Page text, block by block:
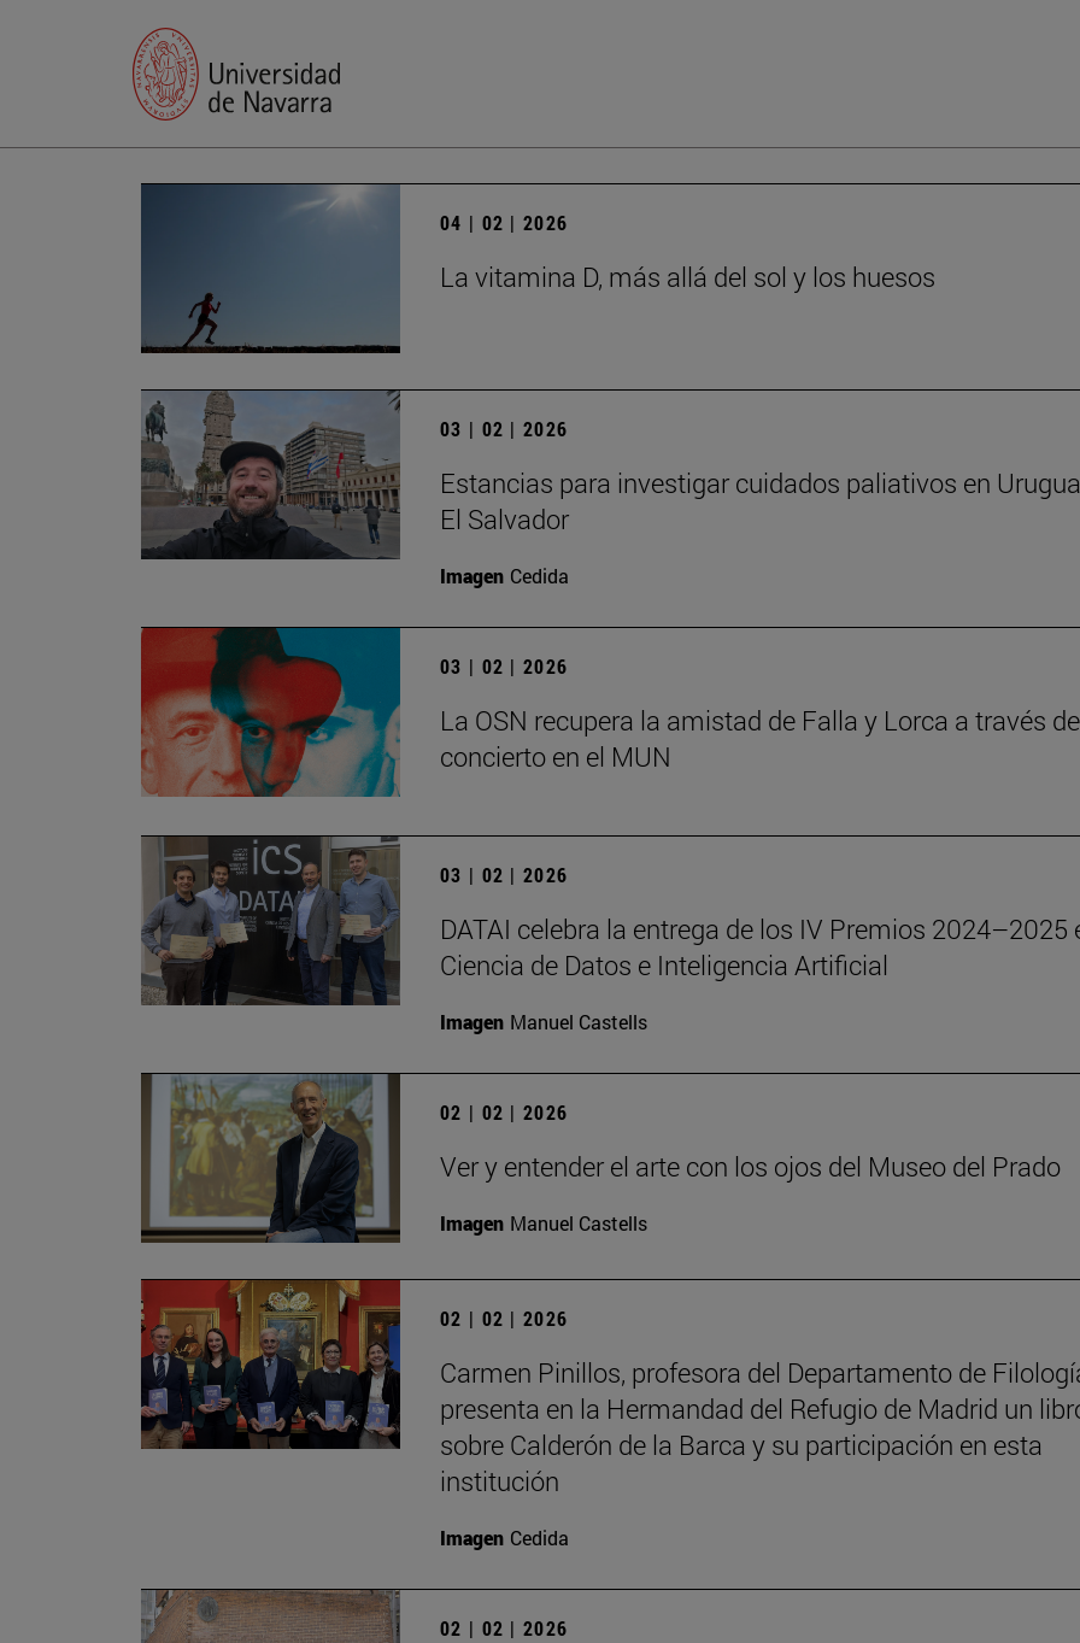
04 | 02 | 2026
La vitamina D, más allá del sol y los huesos
03 | 02 | 2026
Estancias para investigar cuidados paliativos en
El Salvador
Imagen Cedida
03 | 02 | 2026
La OSN recupera la amistad de Falla y Lorca a través
concierto en el MUN
03 | 02 | 2026
DATAI celebra la entrega de los IV Premios 2024–2025
Ciencia de Datos e Inteligencia Artificial
Imagen Manuel Castells
02 | 02 | 2026
Ver y entender el arte con los ojos del Museo del Prado
Imagen Manuel Castells
02 | 02 | 2026
Carmen Pinillos, profesora del Departamento de
presenta en la Hermandad del Refugio de Madrid un
sobre Calderón de la Barca y su participación en esta
institución
Imagen Cedida
02 | 02 | 2026